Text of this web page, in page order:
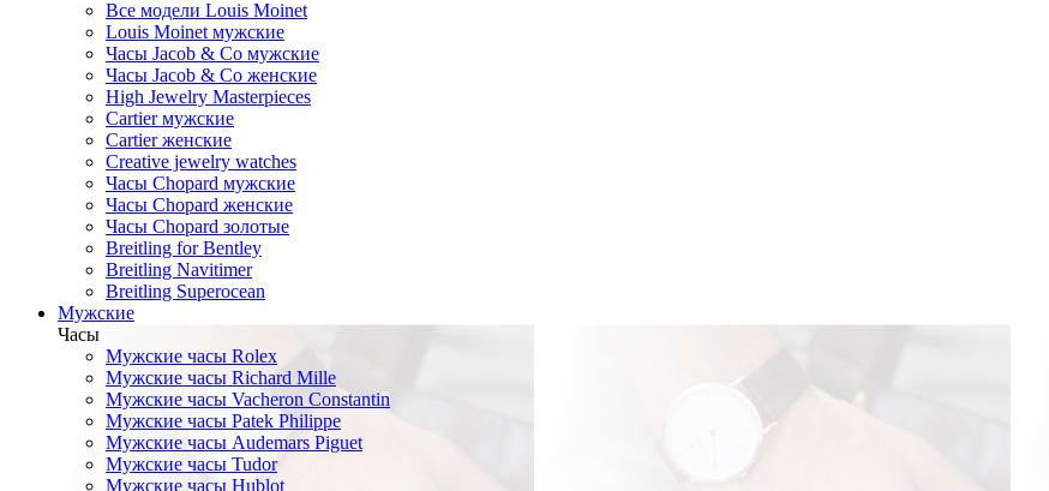
Все модели Louis Moinet
Louis Moinet мужские
Часы Jacob & Co мужские
Часы Jacob & Co женские
High Jewelry Masterpieces
Cartier мужские
Cartier женские
Creative jewelry watches
Часы Chopard мужские
Часы Сhopard женские
Часы Сhopard золотые
Breitling for Bentley
Breitling Navitimer
Breitling Superocean
Мужские
Часы
Мужские часы Rolex
Мужские часы Richard Mille
Мужские часы Vacheron Constantin
Мужские часы Patek Philippe
Мужские часы Audemars Piguet
Мужские часы Tudor
Мужские часы Hublot